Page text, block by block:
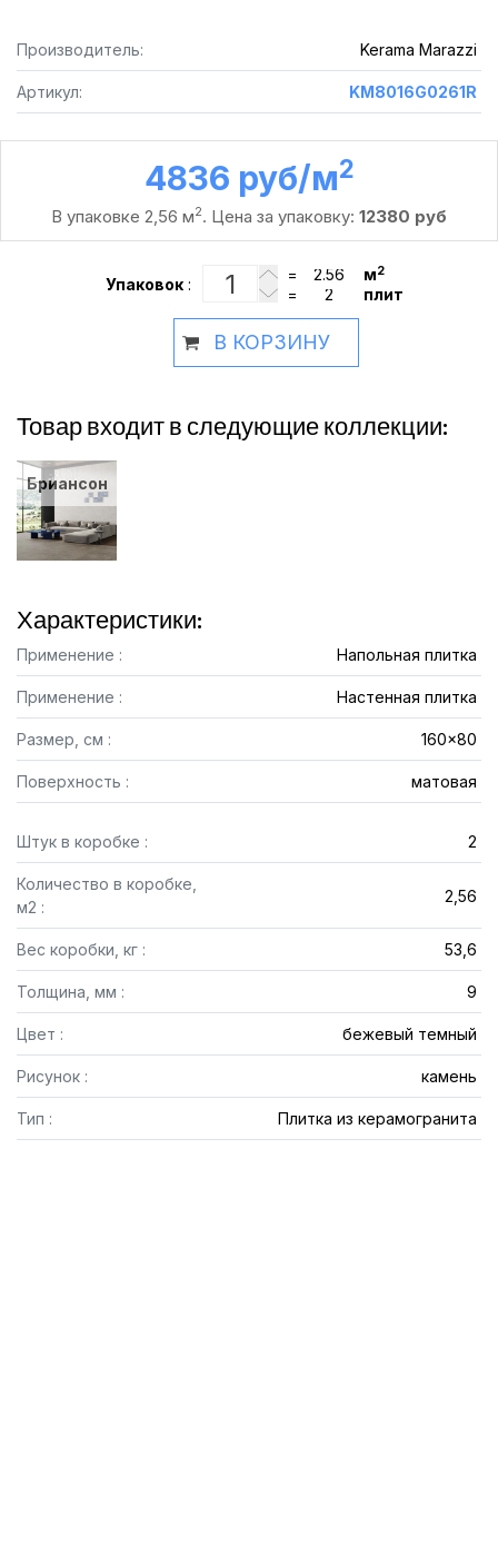
Производитель: Kerama Marazzi
Артикул: KM8016G0261R
4836 руб /м2
В упаковке 2,56 м2. Цена за упаковку: 12380 руб
Упаковок :
= м2
= плит
В КОРЗИНУ
Товар входит в следующие коллекции:
Бриансон
Характеристики:
Применение : Напольная плитка
Применение : Настенная плитка
Размер, см : 160x80
Поверхность : матовая
Штук в коробке : 2
Количество в коробке,
м2 :
2,56
Вес коробки, кг : 53,6
Толщина, мм : 9
Цвет : бежевый темный
Рисунок : камень
Тип : Плитка из керамогранита